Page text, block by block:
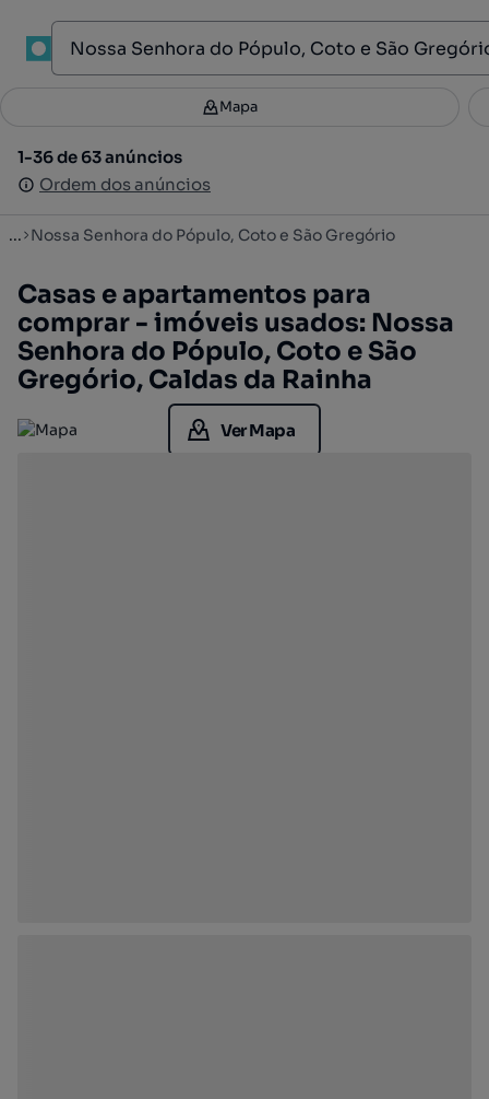
Filtros 2
1-36 de 63 anúncios
Ordem dos anúncios
Mapa
1-36 de 63 anúncios
Ordem dos anúncios
... Nossa Senhora do Pópulo, Coto e São Gregório
Casas e apartamentos para
comprar - imóveis usados: Nossa
Senhora do Pópulo, Coto e São
Gregório, Caldas da Rainha
Ver Mapa